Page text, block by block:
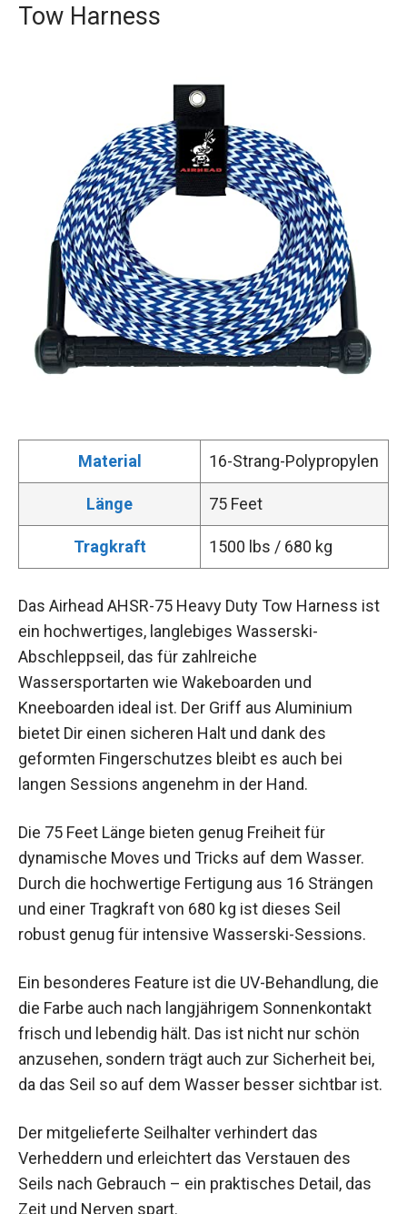
Tow Harness
Material 16-Strang-Polypropylen
Länge 75 Feet
Tragkraft 1500 lbs / 680 kg
Das Airhead AHSR-75 Heavy Duty Tow Harness ist
ein hochwertiges, langlebiges Wasserski-
Abschleppseil, das für zahlreiche
Wassersportarten wie Wakeboarden und
Kneeboarden ideal ist. Der Griff aus Aluminium
bietet Dir einen sicheren Halt und dank des
geformten Fingerschutzes bleibt es auch bei
langen Sessions angenehm in der Hand.
Die 75 Feet Länge bieten genug Freiheit für
dynamische Moves und Tricks auf dem Wasser.
Durch die hochwertige Fertigung aus 16 Strängen
und einer Tragkraft von 680 kg ist dieses Seil
robust genug für intensive Wasserski-Sessions.
Ein besonderes Feature ist die UV-Behandlung, die
die Farbe auch nach langjährigem Sonnenkontakt
frisch und lebendig hält. Das ist nicht nur schön
anzusehen, sondern trägt auch zur Sicherheit bei,
da das Seil so auf dem Wasser besser sichtbar ist.
Der mitgelieferte Seilhalter verhindert das
Verheddern und erleichtert das Verstauen des
Seils nach Gebrauch – ein praktisches Detail, das
Zeit und Nerven spart.